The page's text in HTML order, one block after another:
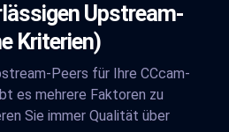
Upstream-
Kriterien)
Peers für Ihre CCcam-
es mehrere Faktoren zu
Sie immer Qualität über